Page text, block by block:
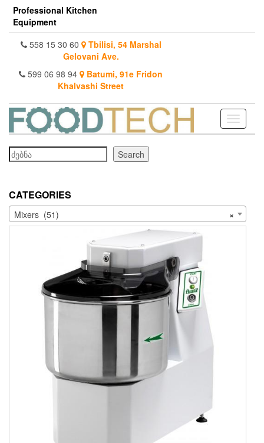
Skip
the
content
Professional Kitchen
Equipment
558 15 30 60
Tbilisi, 54 Marshal
Gelovani Ave.
599 06 98 94
Batumi, 91e Fridon
Khalvashi Street
Toggle
Search
Search
CATEGORIES
×
Mixers (51)